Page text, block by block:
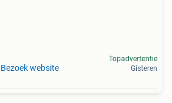
Bezoek website
Topadvertentie
Gisteren